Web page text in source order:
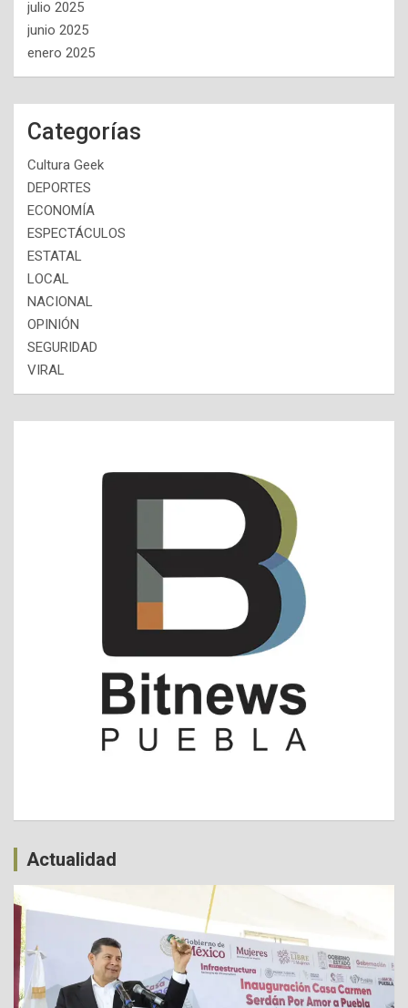
julio 2025
junio 2025
enero 2025
Categorías
Cultura Geek
DEPORTES
ECONOMÍA
ESPECTÁCULOS
ESTATAL
LOCAL
NACIONAL
OPINIÓN
SEGURIDAD
VIRAL
Actualidad